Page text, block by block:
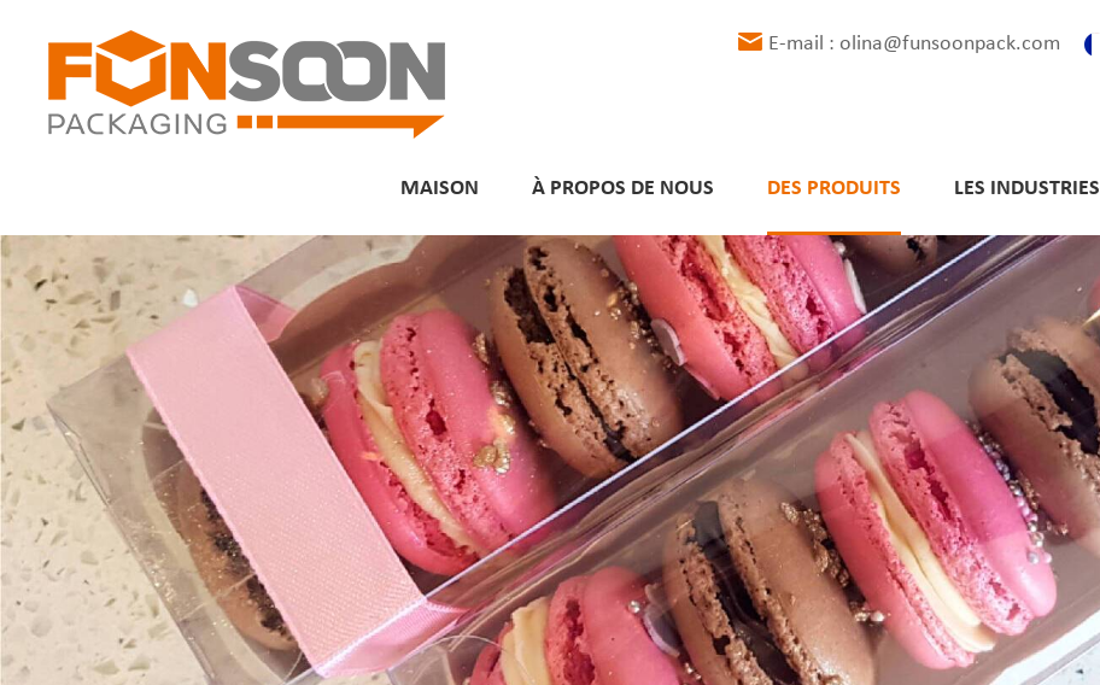
E-mail : olina@funsoonpack.com
MAISON À PROPOS DE NOUS DES PRODUITS LES INDUSTRIES